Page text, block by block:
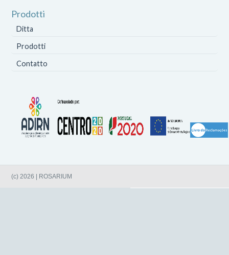
Prodotti
Ditta
Prodotti
Contatto
(c) 2026 | ROSARIUM